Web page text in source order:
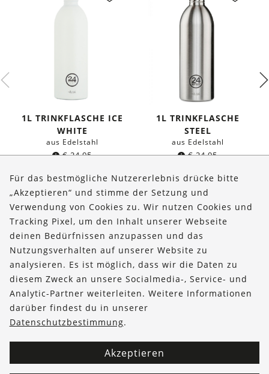
1L TRINKFLASCHE ICE
WHITE
aus Edelstahl
€24,95
1L TRINKFLASCHE
STEEL
aus Edelstahl
€24,95
Über uns
Bestellungen
Kontakt & Hilfe
FOLLOW US
Für das bestmögliche Nutzererlebnis drücke bitte
„Akzeptieren“ und stimme der Setzung und
Verwendung von Cookies zu. Wir nutzen Cookies und
Tracking Pixel, um den Inhalt unserer Webseite
deinen Bedürfnissen anzupassen und das
Nutzungsverhalten auf unserer Website zu
analysieren. Es ist möglich, dass wir die Daten zu
diesem Zweck an unsere Socialmedia-, Service- und
Analytic-Partner weiterleiten. Weitere Informationen
darüber findest du in unserer
Datenschutzbestimmung.
Akzeptieren